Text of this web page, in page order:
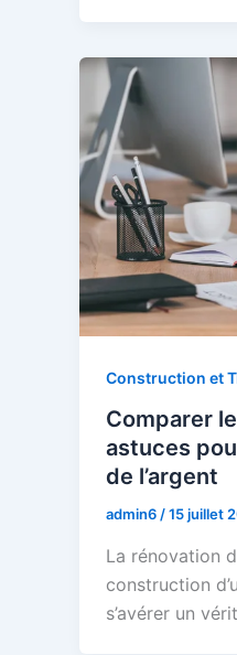
Construction et
Comparer
astuces
de l’argent
admin6/15 juillet
La rénovation
construction
s’avérer un